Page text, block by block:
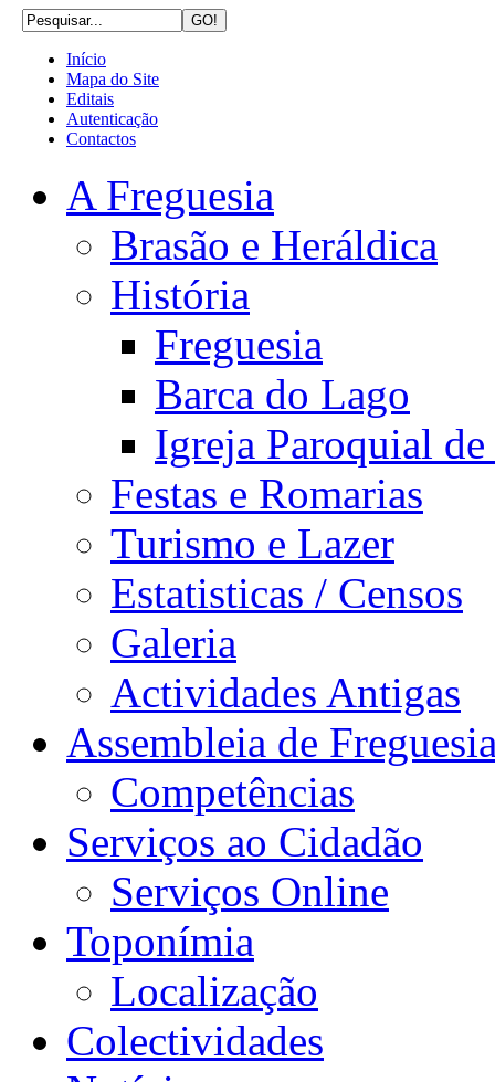
Início
Mapa do Site
Editais
Autenticação
Contactos
A Freguesia
Brasão e Heráldica
História
Freguesia
Barca do Lago
Igreja Paroquial de
Festas e Romarias
Turismo e Lazer
Estatisticas / Censos
Galeria
Actividades Antigas
Assembleia de
Competências
Serviços ao Cidadão
Serviços Online
Toponímia
Localização
Colectividades